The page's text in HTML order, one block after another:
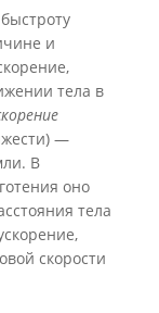
и
тела в
—
В
оно
тела
скорости